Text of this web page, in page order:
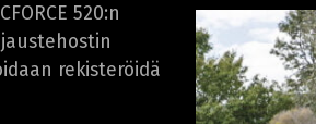
520:n
rekisteröidä